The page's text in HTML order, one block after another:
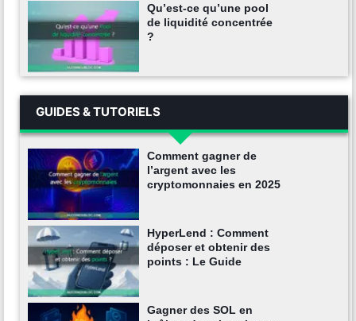
Qu’est-ce qu’une pool
de liquidité concentrée
?
GUIDES & TUTORIELS
Comment gagner de
l’argent avec les
cryptomonnaies en 2025
HyperLend : Comment
déposer et obtenir des
points : Le Guide
Gagner des SOL en